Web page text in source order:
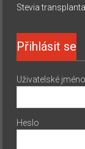
Stevia
Přihlásit se
Uživatelské jméno
Heslo